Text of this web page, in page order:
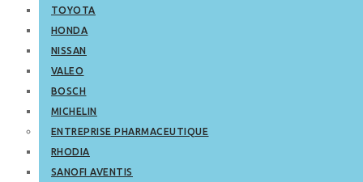
TOYOTA
HONDA
NISSAN
VALEO
BOSCH
MICHELIN
ENTREPRISE PHARMACEUTIQUE
RHODIA
SANOFI AVENTIS